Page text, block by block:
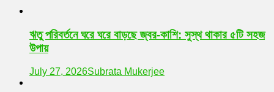
ঋতু পরিবর্তনে ঘরে ঘরে বাড়ছে জ্বর-কাশি: সুস্থ থাকার ৫টি সহজ
উপায়
July 27, 2026Subrata Mukerjee